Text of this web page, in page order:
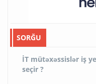
SORĞU
İT mütəxəssislər iş
seçir ?